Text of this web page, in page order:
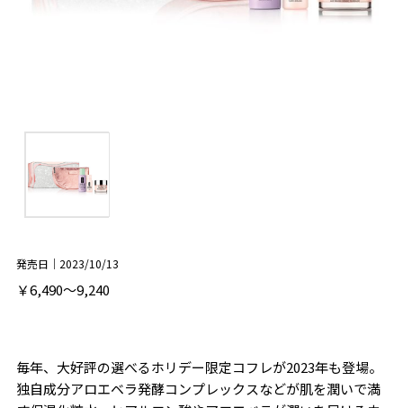
発売日｜2023/10/13
￥6,490～9,240
毎年、大好評の選べるホリデー限定コフレが2023年も登場。
独自成分アロエベラ発酵コンプレックスなどが肌を潤いで満